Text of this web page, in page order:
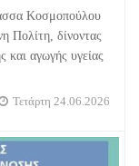
Κοσμοπούλου
Πολίτη, δίνοντας
και αγωγής υγείας
Τετάρτη 24.06.2026